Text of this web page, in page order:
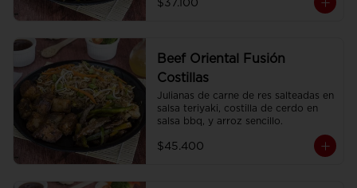
$37.100
Beef Oriental Fusión
Costillas
Julianas de carne de res salteadas en
salsa teriyaki, costilla de cerdo en
salsa bbq, y arroz sencillo.
$45.400